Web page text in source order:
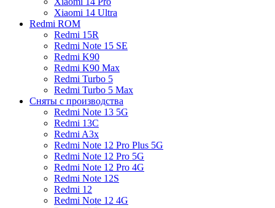
Xiaomi 14 Ultra
Redmi ROM
Redmi 15R
Redmi Note 15 SE
Redmi K90
Redmi K90 Max
Redmi Turbo 5
Redmi Turbo 5 Max
Сняты с производства
Redmi Note 13 5G
Redmi 13C
Redmi A3x
Redmi Note 12 Pro Plus 5G
Redmi Note 12 Pro 5G
Redmi Note 12 Pro 4G
Redmi Note 12S
Redmi 12
Redmi Note 12 4G